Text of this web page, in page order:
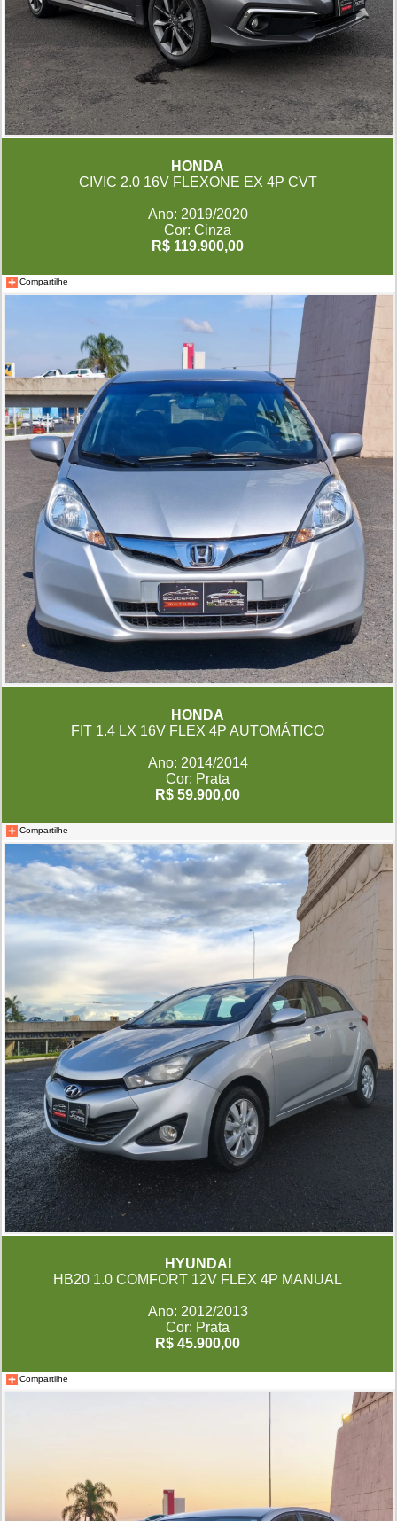
HONDA
CIVIC 2.0 16V FLEXONE EX 4P CVT
Ano: 2019/2020
Cor: Cinza
R$ 119.900,00
Compartilhe
HONDA
FIT 1.4 LX 16V FLEX 4P AUTOMÁTICO
Ano: 2014/2014
Cor: Prata
R$ 59.900,00
Compartilhe
HYUNDAI
HB20 1.0 COMFORT 12V FLEX 4P MANUAL
Ano: 2012/2013
Cor: Prata
R$ 45.900,00
Compartilhe